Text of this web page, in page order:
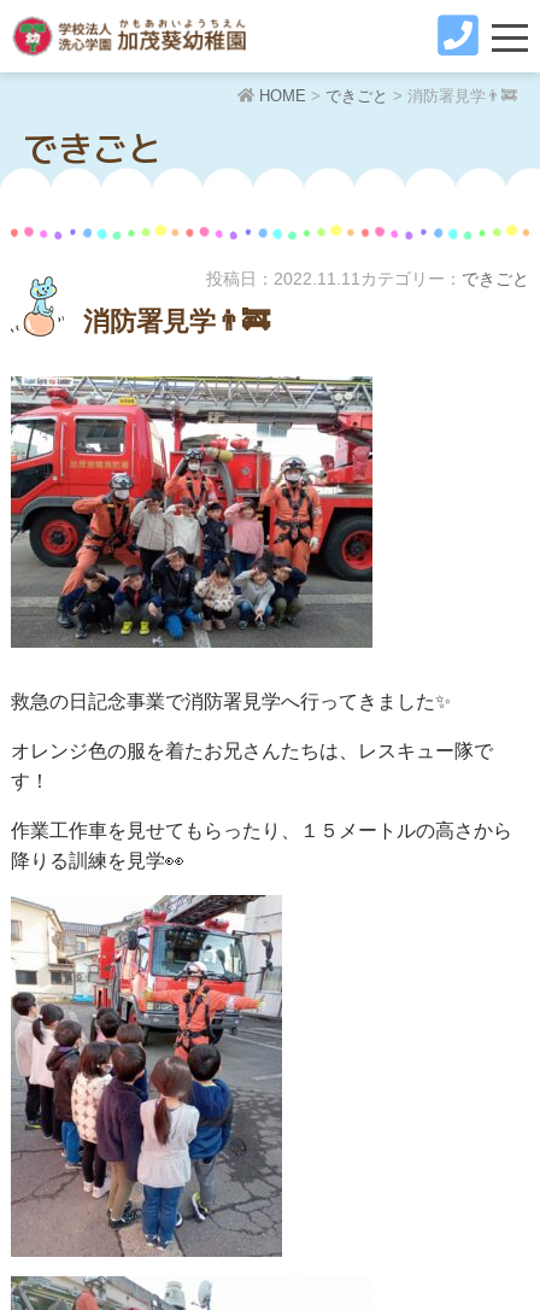
できごと
HOME > できごと >消防署見学👨‍🚒
投稿日： 2022.11.11 カテゴリー： できごと
消防署見学👨‍🚒
救急の日記念事業で消防署見学へ行ってきました✨
オレンジ色の服を着たお兄さんたちは、レスキュー隊で
す！
作業工作車を見せてもらったり、１５メートルの高さから
降りる訓練を見学👀